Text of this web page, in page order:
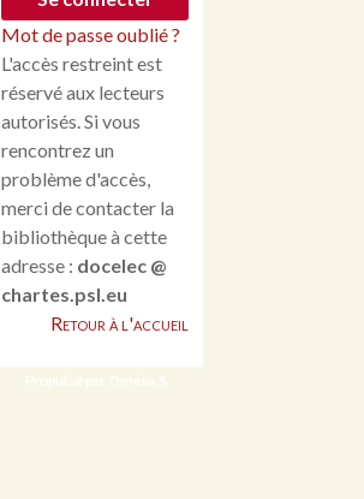
Mot de passe oublié ?
L'accès restreint est
réservé aux lecteurs
autorisés. Si vous
rencontrez un
problème d'accès,
merci de contacter la
bibliothèque à cette
adresse : docelec @
chartes.psl.eu
Retour à l'accueil
Propulsé par Omeka S